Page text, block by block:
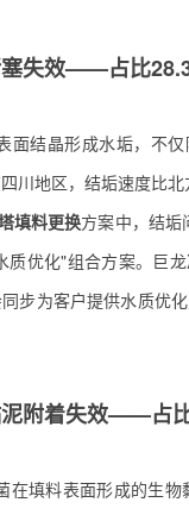
塞失效——占比
面结晶形成水垢，不
川地区，结垢速度比北
填料更换方案中，结垢
质优化"组合方案。巨
步为客户提供水质优
附着失效——占
在填料表面形成的生物